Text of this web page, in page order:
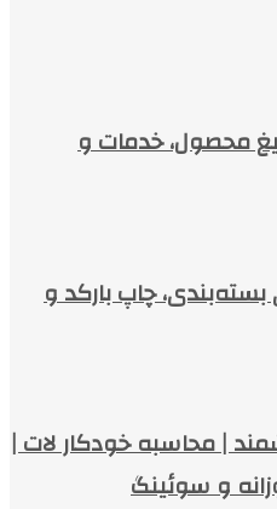
محصول، خدمات و
بسته‌بندی، چاپ بارکد و
| محاسبه خودکار لات |
و سوئینگ